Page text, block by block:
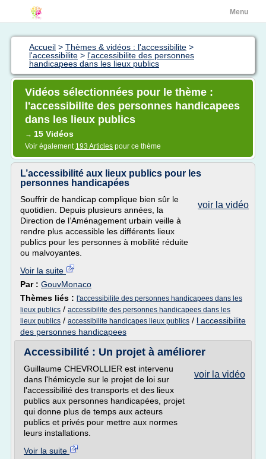
Menu
Accueil > Thèmes & vidéos : l'accessibilite >
l'accessibilite > l'accessibilite des personnes
handicapees dans les lieux publics
Vidéos sélectionnées pour le thème :
l'accessibilite des personnes handicapees
dans les lieux publics
→ 15 Vidéos
Voir également 193 Articles pour ce thème
L’accessibilité aux lieux publics pour les
personnes handicapées
voir la vidéo
Souffrir de handicap complique bien sûr le
quotidien. Depuis plusieurs années, la
Direction de l’Aménagement urbain veille à
rendre plus accessible les différents lieux
publics pour les personnes à mobilité réduite
ou malvoyantes.
Voir la suite
Par : GouvMonaco
Thèmes liés : l'accessibilite des personnes handicapees dans les
lieux publics / accessibilite des personnes handicapees dans les
lieux publics / accessibilite handicapes lieux publics / l accessibilite
des personnes handicapees
Accessibilité : Un projet à améliorer
voir la vidéo
Guillaume CHEVROLLIER est intervenu
dans l'hémicycle sur le projet de loi sur
l'accessibilité des transports et des lieux
publics aux personnes handicapées, projet
qui donne plus de temps aux acteurs
publics et privés pour mettre aux normes
leurs installations.
Voir la suite